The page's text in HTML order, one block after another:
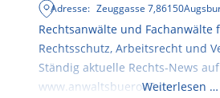
Adresse: Zeuggasse 7,86150
Rechtsanwälte und Fachanwälte
Rechtsschutz, Arbeitsrecht und
Ständig aktuelle Rechts-News
www.anwaltsbuero47.deWeiterlesen …